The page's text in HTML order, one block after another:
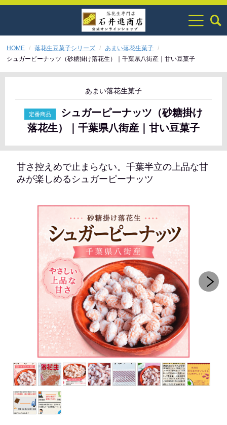
HOME 落花生豆菓子シリーズ
あまい落花生菓子
シュガーピーナッツ（砂糖掛け落花生）｜千葉県八街産｜甘い豆菓子
あまい落花生菓子
シュガーピーナッツ（砂糖掛け
落花生）｜千葉県八街産｜甘い豆菓子
甘さ控えめで止まらない。千葉半立の上品な甘
みが楽しめるシュガーピーナッツ